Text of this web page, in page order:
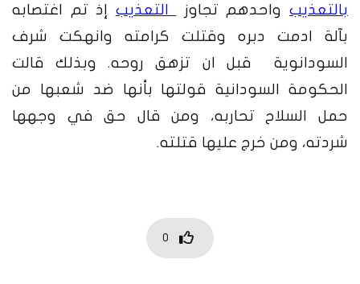
بالتعذيبواحدهم تجاوز التعذيب إذ تم اغتصابه
بآلة ادمت دبره وقتلت كرامته وانهكت شرف
السودانوية قبل ان تزهق روحه. وبذلك قالت
الحكومة السودانية قولتها بأنها ضد شعبها من
حمل السلاح تحاربه، ومن قال حق في وجهها
شردته، ومن خرج عليها قتلته.
0